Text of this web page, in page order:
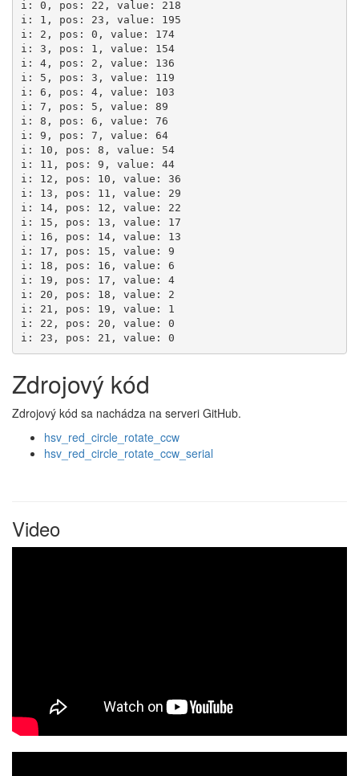
i: 0, pos: 22, value: 218
i: 1, pos: 23, value: 195
i: 2, pos: 0, value: 174
i: 3, pos: 1, value: 154
i: 4, pos: 2, value: 136
i: 5, pos: 3, value: 119
i: 6, pos: 4, value: 103
i: 7, pos: 5, value: 89
i: 8, pos: 6, value: 76
i: 9, pos: 7, value: 64
i: 10, pos: 8, value: 54
i: 11, pos: 9, value: 44
i: 12, pos: 10, value: 36
i: 13, pos: 11, value: 29
i: 14, pos: 12, value: 22
i: 15, pos: 13, value: 17
i: 16, pos: 14, value: 13
i: 17, pos: 15, value: 9
i: 18, pos: 16, value: 6
i: 19, pos: 17, value: 4
i: 20, pos: 18, value: 2
i: 21, pos: 19, value: 1
i: 22, pos: 20, value: 0
i: 23, pos: 21, value: 0
Zdrojový kód
Zdrojový kód sa nachádza na serveri GitHub.
hsv_red_circle_rotate_ccw
hsv_red_circle_rotate_ccw_serial
Video